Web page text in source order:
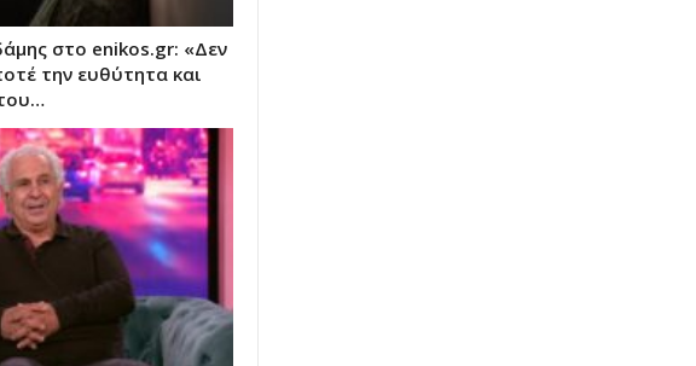
στο enikos.gr: «Δεν
την ευθύτητα και